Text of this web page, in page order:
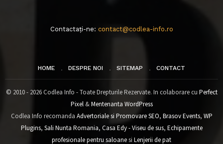
Contactați-ne: contact@codlea-info.ro
HOME DESPRE NOI SITEMAP CONTACT
© 2010 - 2026 Codlea Info - Toate Drepturile Rezervate. In colaborare cu Perfect
Pixel&Mentenanta WordPress
Codlea Info recomanda Advertoriale si Promovare SEO, Brasov Events, WP
Plugins, Sali Nunta Romania, Casa Edy - Viseu de sus, Echipamente
profesionale pentru saloanesi Lenjerii de pat